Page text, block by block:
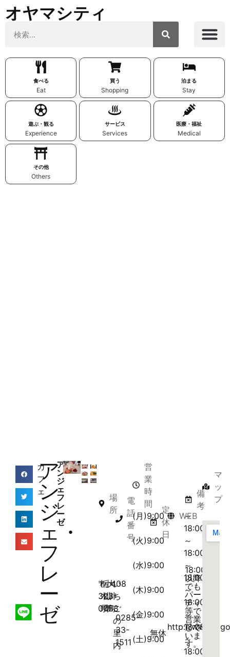
オヤマシティ
食べる
Eat
買う
Shopping
泊まる
Stay
遊ぶ・観る
Experience
サービス
Services
医療・福祉
Medical
その他
Others
カ
フ
ェ
ア
ン
ジ
ェ・
フ
レ
ー
ゼ
ア
ン
ジ
ェ
フ
レ
ー
ゼ
場
所
〒
323-
0058
栃
木
県
小
山
市
大
川
島
408
い
ち
ご
の
里
内
電
話
番
号
0285-
33-
1511
営
業
時
間
(月)9:00
～
18:00
(火)9:00
～
18:00
(水)9:00
～
18:00
(木)9:00
～
18:00
(金)9:00
～
18:00
(土)9:00
～
18:00
定
休
日
無休
WEB
http://
備
考
18:00
以降
でも
パー
ティ
等で
営業
して
いま
す。
マ
ッ
プ